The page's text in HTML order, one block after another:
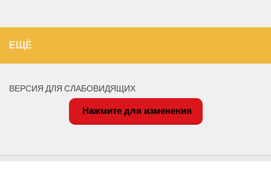
ЕЩЁ
ВЕРСИЯ ДЛЯ СЛАБОВИДЯЩИХ
Нажмите для изменения